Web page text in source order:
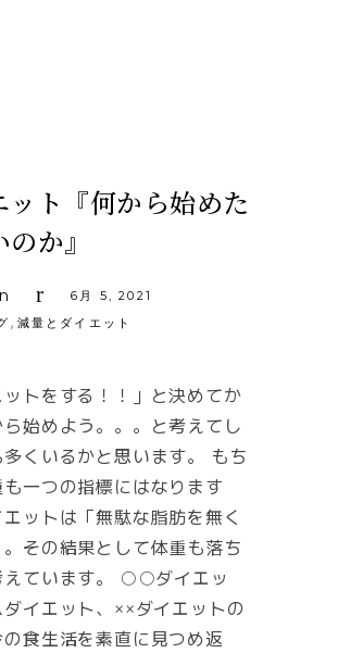
ット『何から始めた
か』
6月 5, 2021
, 減量とダイエット
ットをする！！」と決めてか
始めよう。。。と考えてし
くいるかと思います。 もち
一つの指標にはなります
ットは「無駄な脂肪を無く
その結果として体重も落ち
えています。 ○○ダイエッ
イエット、××ダイエットの
食生活を素直に見つめ返